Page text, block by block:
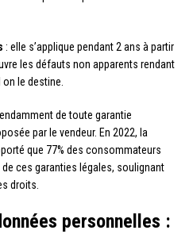
: elle s’applique pendant 2 ans à partir
les défauts non apparents rendant
on le destine.
de toute garantie
par le vendeur. En 2022, la
que 77% des consommateurs
ces garanties légales, soulignant
droits.
personnelles :